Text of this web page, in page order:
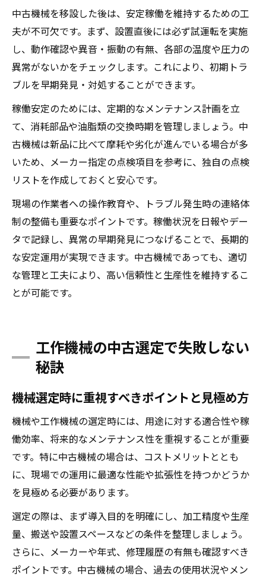
中古機械を移設した後は、安定稼働を維持するための工
夫が不可欠です。まず、設置直後には必ず試運転を実施
し、動作確認や異音・振動の有無、各部の温度や圧力の
異常がないかをチェックします。これにより、初期トラ
ブルを早期発見・対処することができます。
稼働安定のためには、定期的なメンテナンス計画を立
て、消耗部品や油脂類の交換時期を管理しましょう。中
古機械は新品に比べて摩耗や劣化が進んでいる場合が多
いため、メーカー指定の点検項目を参考に、独自の点検
リストを作成しておくと安心です。
現場の作業者への操作教育や、トラブル発生時の連絡体
制の整備も重要なポイントです。稼働状況を日報やデー
タで記録し、異常の早期発見につなげることで、長期的
な安定運用が実現できます。中古機械であっても、適切
な管理と工夫により、高い信頼性と生産性を維持するこ
とが可能です。
工作機械の中古選定で失敗しない
秘訣
機械選定時に重視すべきポイントと見極め方
機械や工作機械の選定時には、用途に対する適合性や稼
働効率、将来的なメンテナンス性を重視することが重要
です。特に中古機械の場合は、コストメリットととも
に、現場での運用に最適な性能や拡張性を持つかどうか
を見極める必要があります。
選定の際は、まず導入目的を明確にし、加工精度や生産
量、搬送や設置スペースなどの条件を整理しましょう。
さらに、メーカーや年式、修理履歴の有無も確認すべき
ポイントです。中古機械の場合、過去の使用状況やメン